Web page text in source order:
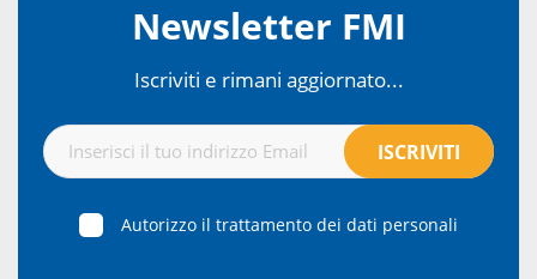
Newsletter FMI
Iscriviti e rimani aggiornato...
Autorizzo il trattamento dei dati personali